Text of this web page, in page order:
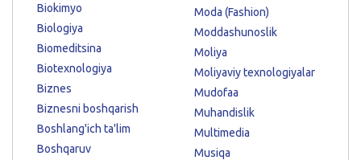
Biokimyo
Biologiya
Biomeditsina
Biotexnologiya
Biznes
Biznesni boshqarish
Boshlang'ich ta'lim
Boshqaruv
Moda (Fashion)
Moddashunoslik
Moliya
Moliyaviy texnologiyalar
Mudofaa
Muhandislik
Multimedia
Musiqa